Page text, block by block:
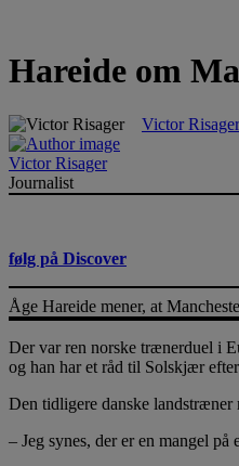
Hareide om
Victor Risager
Victor Risager
Journalist
følg på Discover
Åge Hareide mener, at
Der var ren norske trænerduel i
og han har et råd til Solskjær
Den tidligere danske landstræner
– Jeg synes, der er en mangel